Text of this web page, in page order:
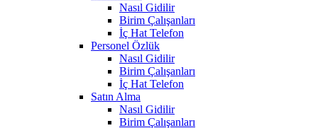
Nasıl Gidilir
Birim Çalışanları
İç Hat Telefon
Personel Özlük
Nasıl Gidilir
Birim Çalışanları
İç Hat Telefon
Satın Alma
Nasıl Gidilir
Birim Çalışanları